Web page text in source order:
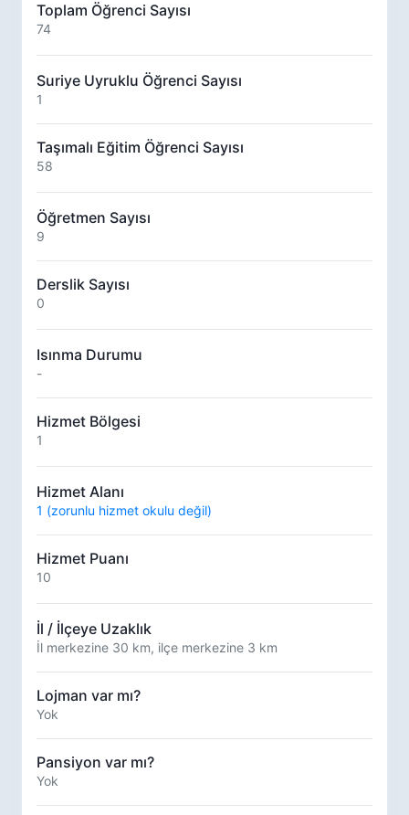
Toplam Öğrenci Sayısı
74
Suriye Uyruklu Öğrenci Sayısı
1
Taşımalı Eğitim Öğrenci Sayısı
58
Öğretmen Sayısı
9
Derslik Sayısı
0
Isınma Durumu
-
Hizmet Bölgesi
1
Hizmet Alanı
1 (zorunlu hizmet okulu değil)
Hizmet Puanı
10
İl / İlçeye Uzaklık
İl merkezine 30 km, ilçe merkezine 3 km
Lojman var mı?
Yok
Pansiyon var mı?
Yok